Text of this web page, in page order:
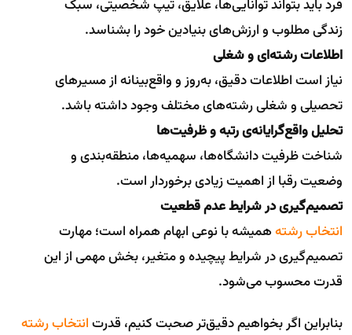
فرد باید بتواند توانایی‌ها، علایق، تیپ شخصیتی، سبک
زندگی مطلوب و ارزش‌های بنیادین خود را بشناسد.
اطلاعات رشته‌ای و شغلی
نیاز است اطلاعات دقیق، به‌روز و واقع‌بینانه از مسیرهای
تحصیلی و شغلی رشته‌های مختلف وجود داشته باشد.
تحلیل واقع‌گرایانه‌ی رتبه و ظرفیت‌ها
شناخت ظرفیت دانشگاه‌ها، سهمیه‌ها، منطقه‌بندی و
وضعیت رقبا از اهمیت زیادی برخوردار است.
تصمیم‌گیری در شرایط عدم قطعیت
انتخاب رشتههمیشه با نوعی ابهام همراه است؛ مهارت
تصمیم‌گیری در شرایط پیچیده و متغیر، بخش مهمی از این
قدرت محسوب می‌شود.
بنابراین اگر بخواهیم دقیق‌تر صحبت کنیم، قدرتانتخاب رشته